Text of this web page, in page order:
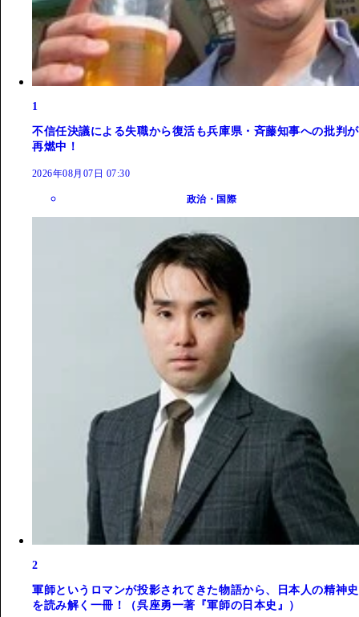
1
不信任決議による失職から復活も兵庫県・斉藤知事への批判が
再燃中！
2026年08月07日 07:30
政治・国際
2
軍師というロマンが投影されてきた物語から、日本人の精神史
を読み解く一冊！（呉座勇一著『軍師の日本史』）